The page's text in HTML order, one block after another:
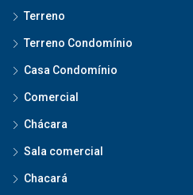
Terreno
Terreno Condomínio
Casa Condomínio
Comercial
Chácara
Sala comercial
Chacará